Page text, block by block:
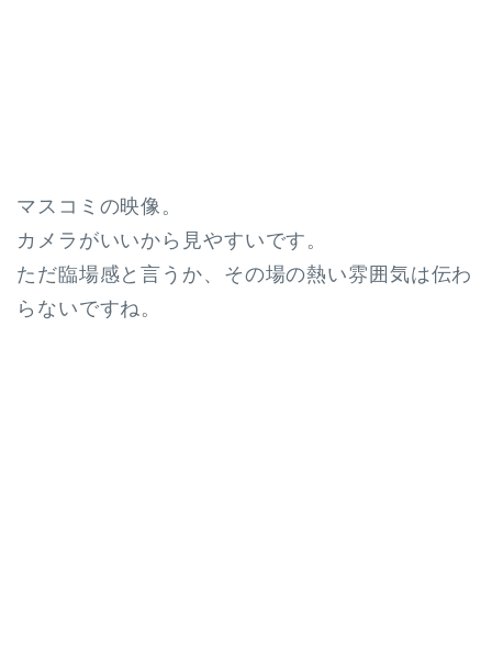
マスコミの映像。
カメラがいいから見やすいです。
ただ臨場感と言うか、その場の熱い雰囲気は伝わ
らないですね。